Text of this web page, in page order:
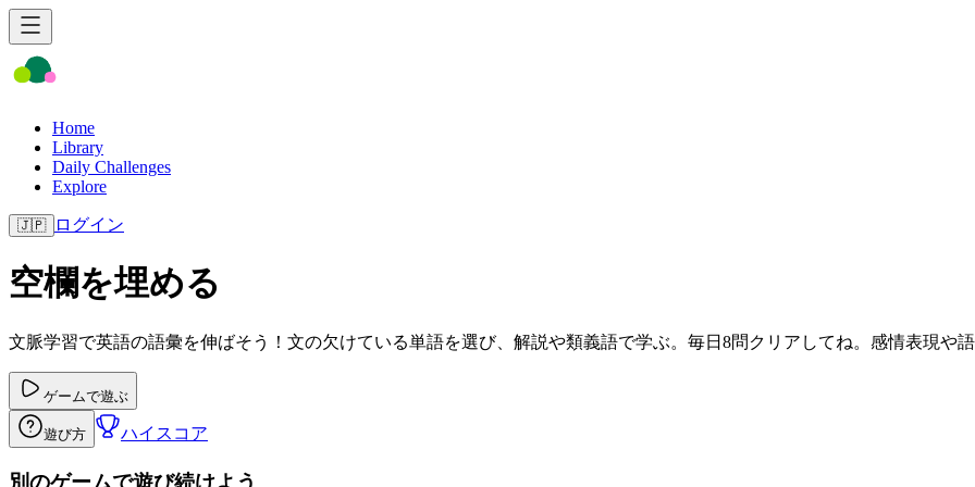
Home
Library
Daily Challenges
Explore
🇯🇵 ログイン
空欄を埋める
文脈学習で英語の語彙を伸ばそう！文の欠けている単語を選び、解説や類義語で学ぶ。毎日8問クリアしてね。感情表現や語
ゲームで遊ぶ
遊び方 ハイスコア
別のゲームで遊び続けよう